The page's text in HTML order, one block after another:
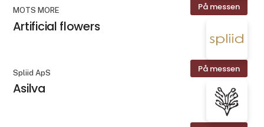
På messen
MOTS MORE
Artificial flowers
På messen
Spliid ApS
Asilva